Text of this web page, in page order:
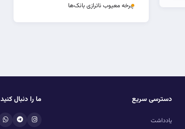
چرخه‌ معیوب ناترازی بانک‌ها
دسترسی سریع
یادداشت
ما را دنبال کنید